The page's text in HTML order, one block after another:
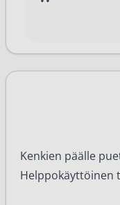
Kenkien päälle
Helppokäyttöinen